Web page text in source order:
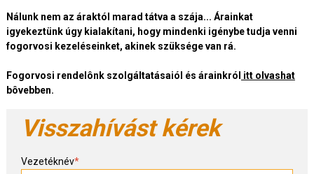
Nálunk nem az áraktól marad tátva a szája... Árainkat
igyekeztünk úgy kialakítani, hogy mindenki igénybe tudja venni
fogorvosi kezeléseinket, akinek szüksége van rá.
Fogorvosi rendelônk szolgáltatásaiól és árainkról itt olvashat
bôvebben.
Visszahívást kérek
Vezetéknév*